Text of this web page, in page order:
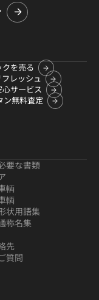
クを売る
レッシュ
心サービス
ン無料査定
要な書類
輌
輌
状用語集
称名集
先
質問